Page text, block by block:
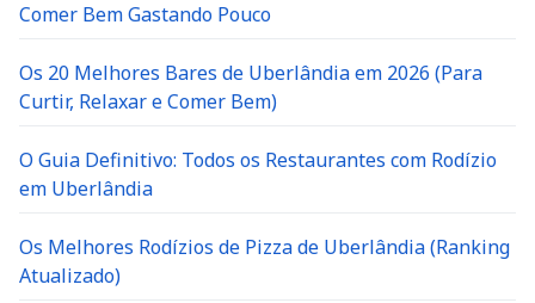
Comer Bem Gastando Pouco
Os 20 Melhores Bares de Uberlândia em 2026 (Para
Curtir, Relaxar e Comer Bem)
O Guia Definitivo: Todos os Restaurantes com Rodízio
em Uberlândia
Os Melhores Rodízios de Pizza de Uberlândia (Ranking
Atualizado)